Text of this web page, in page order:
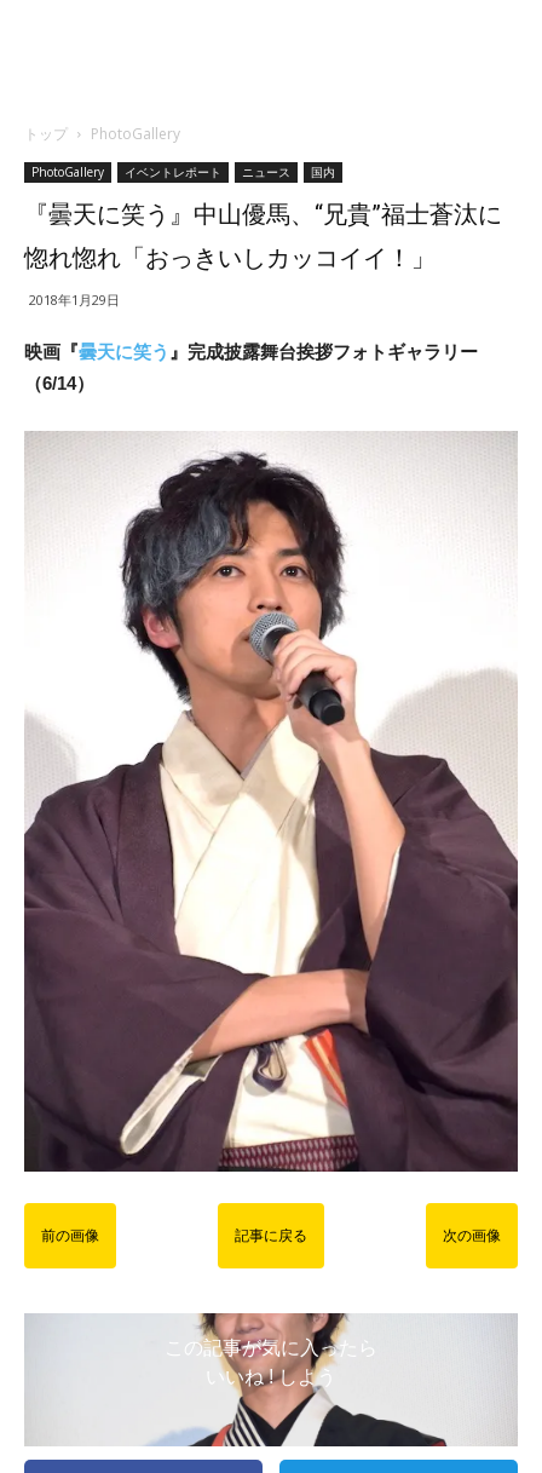
トップ PhotoGallery
PhotoGallery イベントレポート ニュース 国内
『曇天に笑う』中山優馬、“兄貴”福士蒼汰に
惚れ惚れ「おっきいしカッコイイ！」
2018年1月29日
映画『曇天に笑う 』完成披露舞台挨拶フォトギャラリー
（6/14）
前の画像 記事に戻る 次の画像
この記事が気に入ったら
いいね ! しよう